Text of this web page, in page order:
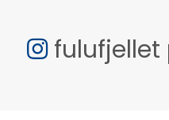
fulufjellet